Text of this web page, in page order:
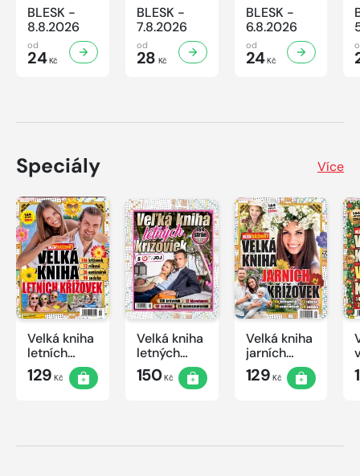
BLESK -
8.8.2026
od
24Kč
BLESK -
7.8.2026
od
28 Kč
BLESK -
6.8.2026
od
24Kč
Speciály Více
Velká kniha
letních
křížovek
2026
129 Kč
Velká kniha
letných
krížoviek s
TV JOJ
150Kč
Velká kniha
jarních
křížovek
2026
129 Kč